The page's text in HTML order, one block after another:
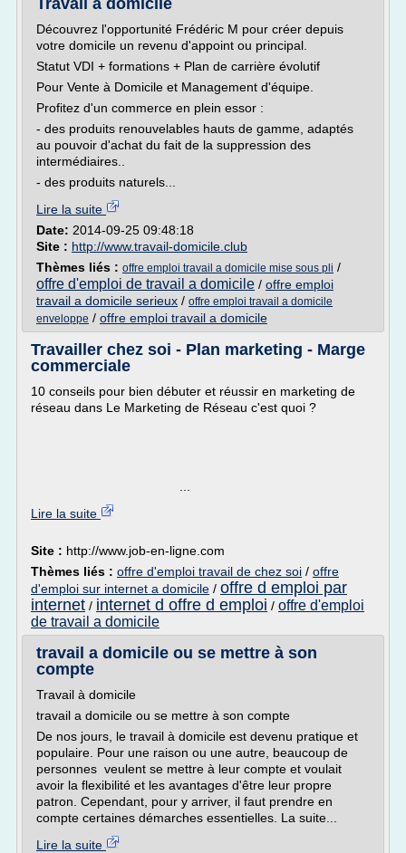
Travail a domicile
Découvrez l'opportunité Frédéric M pour créer depuis
votre domicile un revenu d'appoint ou principal.
Statut VDI + formations + Plan de carrière évolutif
Pour Vente à Domicile et Management d'équipe.
Profitez d'un commerce en plein essor :
- des produits renouvelables hauts de gamme, adaptés
au pouvoir d'achat du fait de la suppression des
intermédiaires..
- des produits naturels...
Lire la suite
Date: 2014-09-25 09:48:18
Site : http://www.travail-domicile.club
Thèmes liés : offre emploi travail a domicile mise sous pli /
offre d'emploi de travail a domicile / offre emploi
travail a domicile serieux / offre emploi travail a domicile
enveloppe / offre emploi travail a domicile
Travailler chez soi - Plan marketing - Marge
commerciale
10 conseils pour bien débuter et réussir en marketing de
réseau dans Le Marketing de Réseau c'est quoi ?
Lire la suite
Site : http://www.job-en-ligne.com
Thèmes liés : offre d'emploi travail de chez soi / offre
d'emploi sur internet a domicile / offre d emploi par
internet / internet d offre d emploi / offre d'emploi
de travail a domicile
travail a domicile ou se mettre à son
compte
Travail à domicile
travail a domicile ou se mettre à son compte
De nos jours, le travail à domicile est devenu pratique et
populaire. Pour une raison ou une autre, beaucoup de
personnes veulent se mettre à leur compte et voulait
avoir la flexibilité et les avantages d'être leur propre
patron. Cependant, pour y arriver, il faut prendre en
compte certaines démarches essentielles. La suite...
Lire la suite